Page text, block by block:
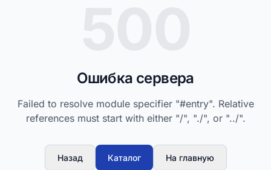
Ошибка сервера
Failed to resolve module specifier "#entry". Relative
references must start with either "/", "./", or "../".
Назад Каталог На главную